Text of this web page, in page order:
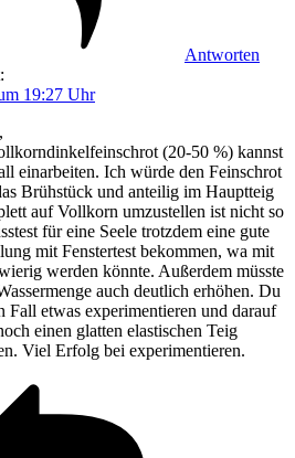
Antworten
19:27 Uhr
(20-50 %) kannst
einarbeiten. Ich würde den Feinschrot
Brühstück und anteilig im Hauptteig
auf Vollkorn umzustellen ist nicht so
für eine Seele trotzdem eine gute
mit Fenstertest bekommen, wa mit
werden könnte. Außerdem müsste
auch deutlich erhöhen. Du
Fall etwas experimentieren und darauf
einen glatten elastischen Teig
Viel Erfolg bei experimentieren.